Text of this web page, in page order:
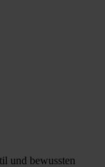
und bewussten